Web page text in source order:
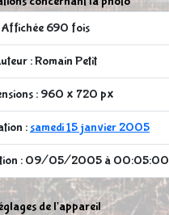
Affichée 690 fois
: Romain Petit
: 960 x 720 px
: samedi 15 janvier 2005
: 09/05/2005 à 00:05:00
de l'appareil